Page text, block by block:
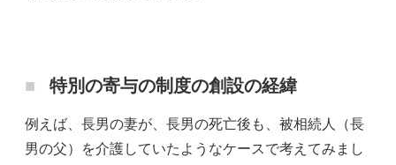
特別の寄与の制度の創設の経緯
例えば、長男の妻が、長男の死亡後も、被相続人（長
男の父）を介護していたようなケースで考えてみまし